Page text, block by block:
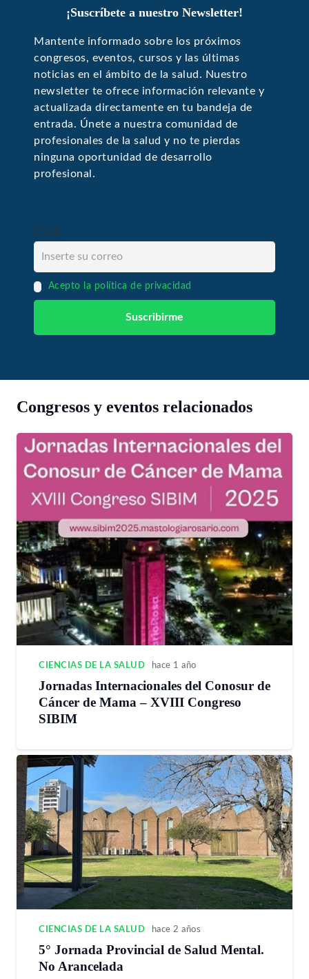
¡Suscríbete a nuestro Newsletter!
Mantente informado sobre los próximos
congresos, eventos, cursos y las últimas
noticias en el ámbito de la salud. Nuestro
newsletter te ofrece información relevante y
actualizada directamente en tu bandeja de
entrada. Únete a nuestra comunidad de
profesionales de la salud y no te pierdas
ninguna oportunidad de desarrollo
profesional.
Email
Acepto la política de privacidad
Congresos y eventos relacionados
CIENCIAS DE LA SALUD hace 1 año
Jornadas Internacionales del Conosur de
Cáncer de Mama – XVIII Congreso
SIBIM
CIENCIAS DE LA SALUD hace 2 años
5° Jornada Provincial de Salud Mental.
No Arancelada